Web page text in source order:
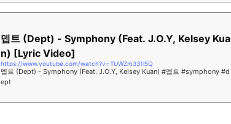
뎁트 (Dept) - Symphony (Feat. J.O.Y, Kelsey Kua
n) [Lyric Video]
https://www.youtube.com/watch?v=TUWZm331l5Q
뎁트 (Dept) - Symphony (Feat. J.O.Y, Kelsey Kuan) #뎁트 #symphony #d
ept